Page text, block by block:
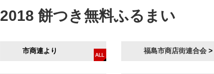
2018 餅つき無料ふるまい
福島市商店街連合会>
市商連より